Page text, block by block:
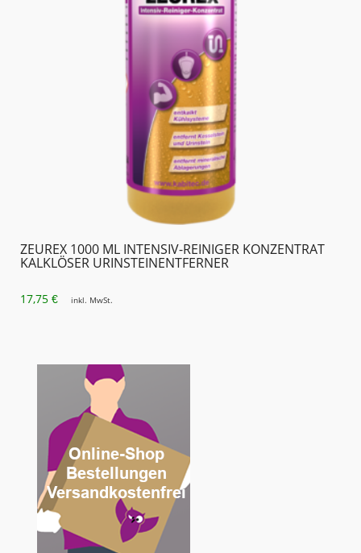
ZEUREX 1000 ML INTENSIV-REINIGER KONZENTRAT
KALKLÖSER URINSTEIN­ENTFERNER
17,75 € inkl. MwSt.